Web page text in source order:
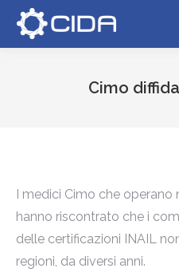
Cimo
I medici Cimo che operano
hanno riscontrato che i
delle certificazioni INAIL
regioni, da diversi anni.